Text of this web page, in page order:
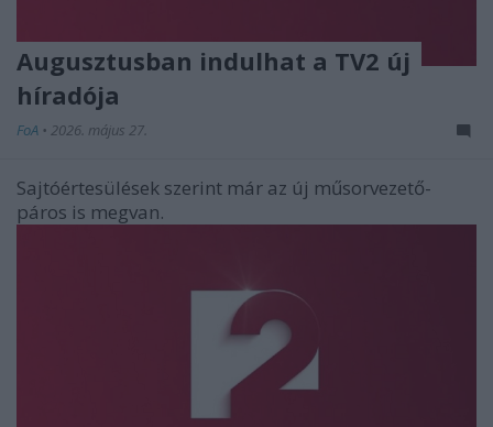
Augusztusban indulhat a TV2 új
híradója
FoA • 2026. május 27.
Sajtóértesülések szerint már az új műsorvezető-
páros is megvan.